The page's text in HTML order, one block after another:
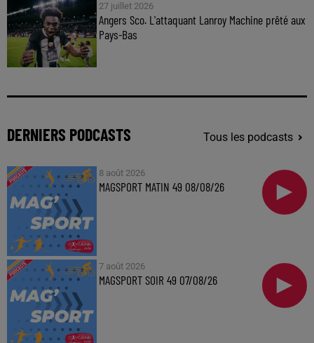
27 juillet 2026
Angers Sco. L'attaquant Lanroy Machine prêté aux
Pays-Bas
DERNIERS PODCASTS Tous les podcasts
8 août 2026
MAGSPORT MATIN 49 08/08/26
7 août 2026
MAGSPORT SOIR 49 07/08/26